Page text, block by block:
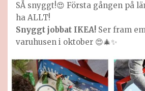
SÅ snyggt!😍 Första gången på
ha ALLT!
Snyggt jobbat IKEA! Ser fram
varuhusen i oktober 😍🎄✨